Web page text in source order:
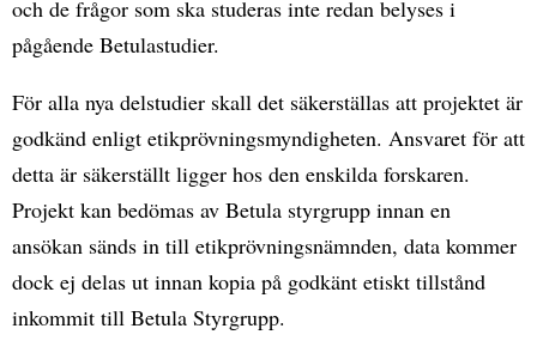
och de frågor som ska studeras inte redan belyses i
pågående Betulastudier.
För alla nya delstudier skall det säkerställas att projektet är
godkänd enligt etikprövningsmyndigheten. Ansvaret för att
detta är säkerställt ligger hos den enskilda forskaren.
Projekt kan bedömas av Betula styrgrupp innan en
ansökan sänds in till etikprövningsnämnden, data kommer
dock ej delas ut innan kopia på godkänt etiskt tillstånd
inkommit till Betula Styrgrupp.